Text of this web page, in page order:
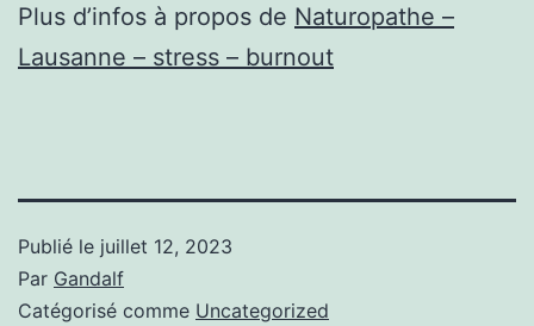
Plus d’infos à propos de Naturopathe –
Lausanne – stress – burnout
Publié le juillet 12, 2023
Par Gandalf
Catégorisé comme Uncategorized